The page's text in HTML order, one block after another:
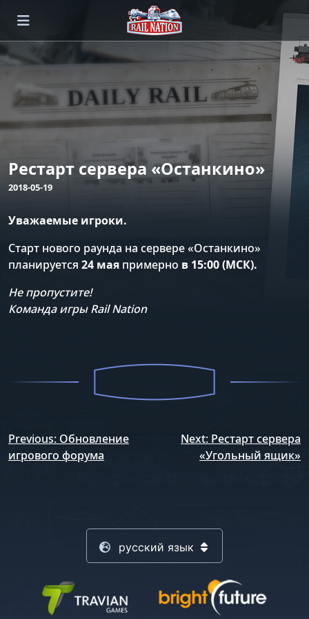
Рестарт сервера «Останкино»
2018-05-19
Уважаемые игроки.
Старт нового раунда на сервере «Останкино»
планируется 24 мая примерно в 15:00 (МСК).
Не пропустите!
Команда игры Rail Nation
Навигация
по
Previous: Обновление
игрового форума
Next: Рестарт сервера
«Угольный ящик»
русский язык